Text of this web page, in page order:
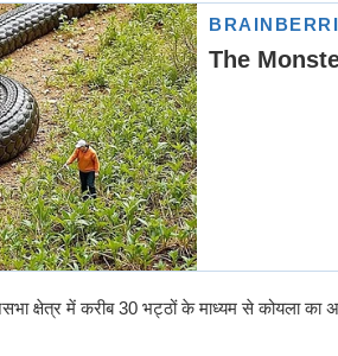
क्षेत्र में करीब 30 भट्ठों के माध्यम से कोयला का